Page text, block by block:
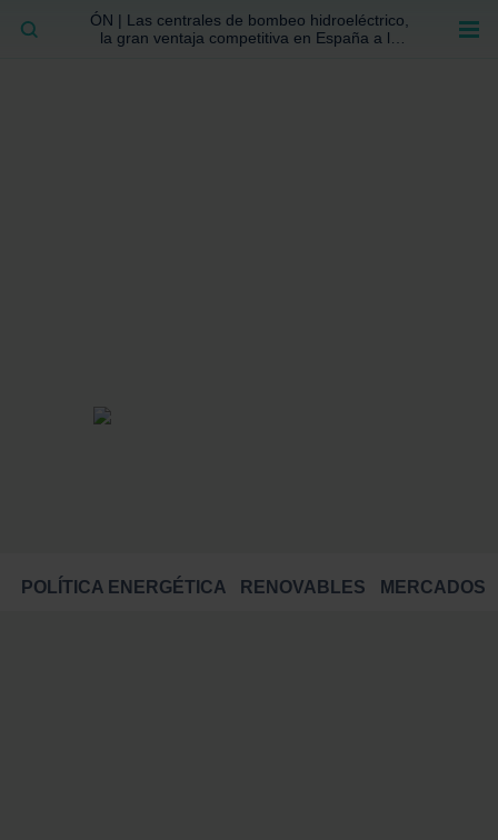
ÓN | Las centrales de bombeo hidroeléctrico,
la gran ventaja competitiva en España a la
POLÍTICA ENERGÉTICA RENOVABLES MERCADOS
BUSCAR